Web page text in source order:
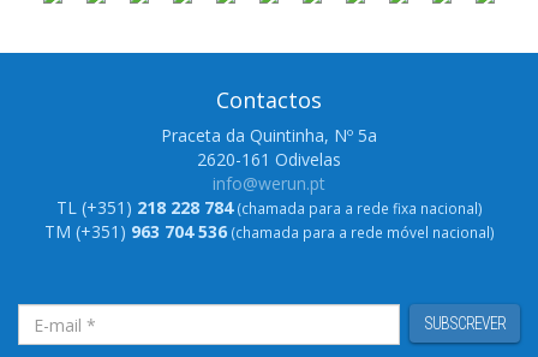
Contactos
Praceta da Quintinha, Nº 5a
2620-161 Odivelas
info@werun.pt
TL (+351) 218 228 784(chamada para a rede fixa nacional)
TM (+351) 963 704 536(chamada para a rede móvel nacional)
SUBSCREVER